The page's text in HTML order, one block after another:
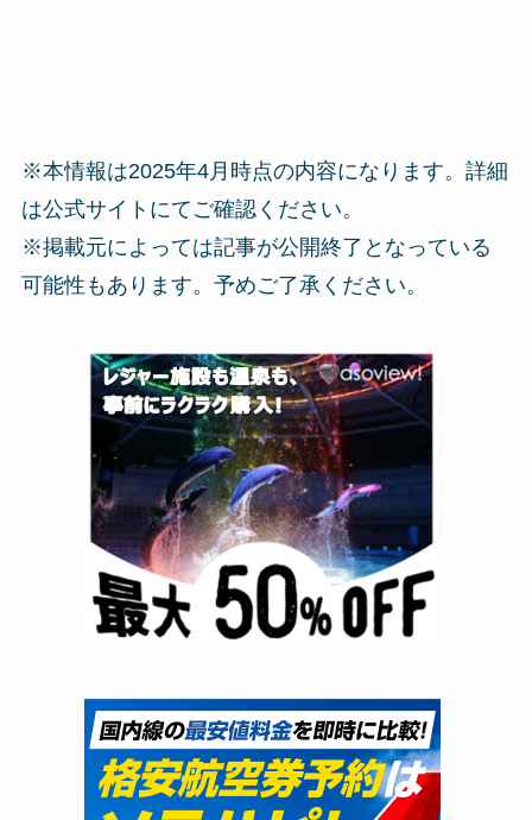
※本情報は2025年4月時点の内容になります。詳細
は公式サイトにてご確認ください。
※掲載元によっては記事が公開終了となっている
可能性もあります。予めご了承ください。